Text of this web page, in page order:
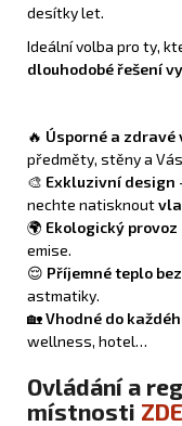
desítky let.
Ideální volba pro ty,
dlouhodobé řešení
🔥 Úsporné a zdravé
předměty, stěny a
🎨 Exkluzivní design
nechte natisknout
🌍 Ekologický provoz
emise.
😌 Příjemné teplo
astmatiky.
🏡Vhodné do
wellness, hotel…
Ovládání a
místnosti ZDE